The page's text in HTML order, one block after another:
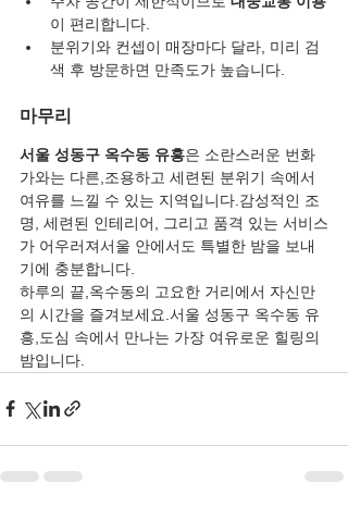
이 편리합니다.
분위기와 컨셉이 매장마다 달라, 미리 검
색 후 방문하면 만족도가 높습니다.
마무리
서울 성동구 옥수동 유흥은 소란스러운 번화
가와는 다른,조용하고 세련된 분위기 속에서
여유를 느낄 수 있는 지역입니다.감성적인 조
명, 세련된 인테리어, 그리고 품격 있는 서비스
가 어우러져서울 안에서도 특별한 밤을 보내
기에 충분합니다.
하루의 끝,옥수동의 고요한 거리에서 자신만
의 시간을 즐겨보세요.서울 성동구 옥수동 유
흥,도심 속에서 만나는 가장 여유로운 힐링의
밤입니다.